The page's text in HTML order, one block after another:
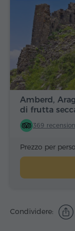
Amberd,
di frutta
Alfabeto
369
Prezzo per
Condividere: